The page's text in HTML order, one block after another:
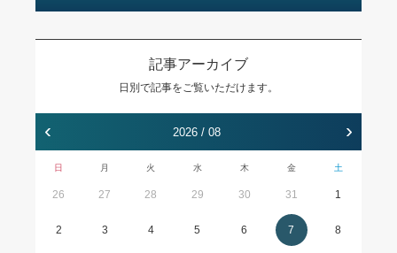
記事アーカイブ
日別で記事をご覧いただけます。
‹ 2026 / 08 ›
日 月 火 水 木 金 土
26 27 28 29 30 31 1
2 3 4 5 6 7 8